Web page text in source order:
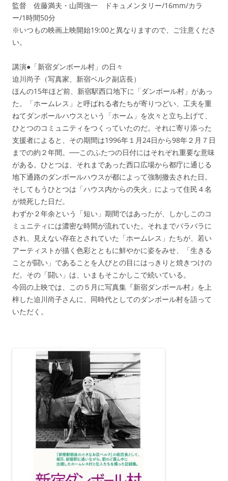
監督 佐藤満夫・山岡強一 ドキュメンタリー/16mm/カラ
ー/1時間50分
※いつもの映画上映開始19:00と異なりますので、ご注意くださ
い。
講演●「新宿ダンボール村」の日々
迫川尚子（写真家、新宿ベルク副店長）
ほんの15年ほど前、新宿駅西口地下に「ダンボール村」があっ
た。「ホームレス」と呼ばれる者たちが寄りつどい、工夫を重
ねてダンボールハウスという「ホーム」を次々と立ち上げて、
ひとつのコミュニティをつくっていたのだ。それに寄り添った
支援者によると、その期間は1996年１月24日から98年２月７日
までの約２年間。──このふたつの日付にはそれぞれ重要な意味
がある。ひとつは、それまであった西口広場から都庁に通じる
地下通路のダンボールハウスが都によって強制撤去された日。
そしてもうひとつは「ハウス内からの失火」によって住民４名
が焼死した日だ。
わずか２年余という「短い」期間ではあったが、しかしこのコ
ミュニティには濃密な時間が流れていた。それまでバラバラに
され、見えない存在とされていた「ホームレス」たちが、若い
アーティストが描く色彩とともに鮮やかに姿をみせ、「生きる
ことが闘い」であることを人びとの目にはっきりと焼きつけの
だ。その「闘い」は、いまもそこかしこで続いている。
今回の上映では、この５月に写真集『新宿ダンボール村』を上
梓した迫川尚子さんに、同時代としてのダンボール村を語って
いただく。